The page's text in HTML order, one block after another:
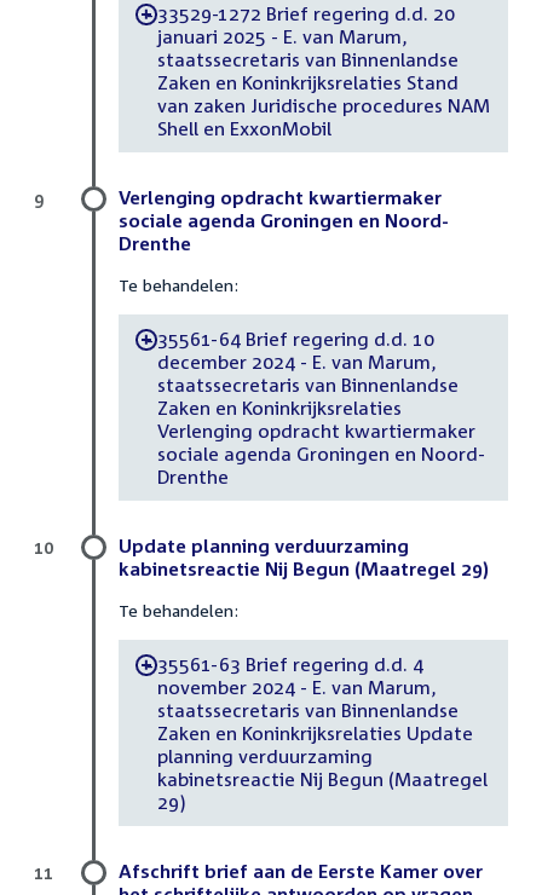
-33529-1272 Brief regering d.d. 20
januari 2025 - E. van Marum,
staatssecretaris van Binnenlandse
Zaken en Koninkrijksrelaties Stand
van zaken Juridische procedures NAM
Shell en ExxonMobil
Verlenging opdracht kwartiermaker
sociale agenda Groningen en Noord-
Drenthe
Te behandelen:
-35561-64 Brief regering d.d. 10
december 2024 - E. van Marum,
staatssecretaris van Binnenlandse
Zaken en Koninkrijksrelaties
Verlenging opdracht kwartiermaker
sociale agenda Groningen en Noord-
Drenthe
9
Update planning verduurzaming
kabinetsreactie Nij Begun (Maatregel 29)
Te behandelen:
-35561-63 Brief regering d.d. 4
november 2024 - E. van Marum,
staatssecretaris van Binnenlandse
Zaken en Koninkrijksrelaties Update
planning verduurzaming
kabinetsreactie Nij Begun (Maatregel
29)
10
Afschrift brief aan de Eerste Kamer over
11